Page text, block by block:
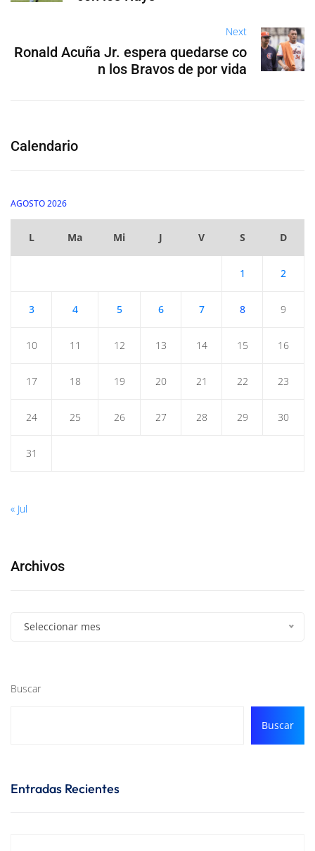
Next
Ronald Acuña Jr. espera quedarse co
n los Bravos de por vida
Calendario
AGOSTO 2026
L Ma Mi J V S D
1 2
3 4 5 6 7 8 9
10 11 12 13 14 15 16
17 18 19 20 21 22 23
24 25 26 27 28 29 30
31
« Jul
Archivos
Seleccionar mes
Buscar
Buscar
Entradas Recientes